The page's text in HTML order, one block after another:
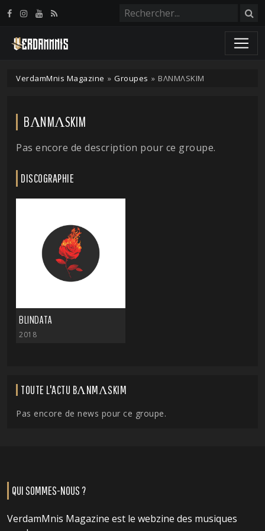
VerdamMnis Magazine » Groupes » BΛNMΛSKIM
BΛNMΛSKIM
Pas encore de description pour ce groupe.
DISCOGRAPHIE
BLINDATA
2018
TOUTE L'ACTU BΛNMΛSKIM
Pas encore de news pour ce groupe.
QUI SOMMES-NOUS ?
VerdamMnis Magazine est le webzine des musiques
Panneau de gestion des cookies